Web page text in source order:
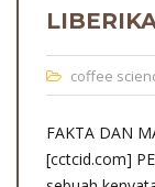
coffee
FAKTA DAN
[cctcid.com]